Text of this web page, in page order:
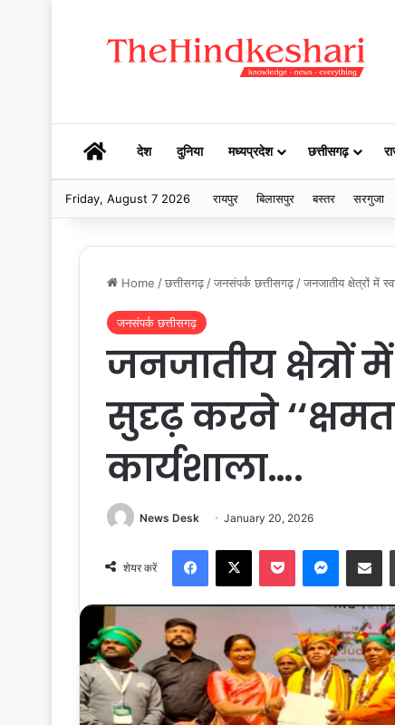
HOMEदेश दुनिया मध्यप्रदेश छत्तीसगढ़
Friday, August 7 2026 रायपुर बिलासपुर बस्तर सरगुजा
Home /छत्तीसगढ़ /जनसंपर्क छत्तीसगढ़ /जनजातीय क्षेत्रों में
जनसंपर्क छत्तीसगढ़
जनजातीय क्षेत्रों
सुदृढ़ करने
कार्यशाला….
News Desk January 20, 2026
शेयर करें